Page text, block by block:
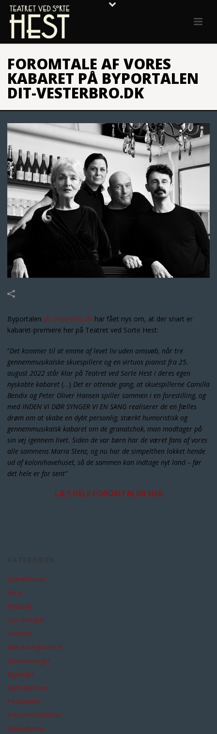
FOROMTALE AF VORES
KABARET PÅ BYPORTALEN
DIT-VESTERBRO.DK
Byportalen dit-vesterbro.dk har fået nys om, at der snart er
kabaret-premiere her på Teatret ved Sorte Hest:
“Det kommer til at emme af levet liv uden omsvøb, når tre
gennemmusikalske skuespillere og en virtuos pianist fra 25.
august 2022 står klar på Teatret ved Sorte Hest i deres egen
nyskabte kabaret (…) Det er ottende gang, at skuespillerne Camilla
Bendix og Peter Oliver Hansen spiller sammen i en forestilling, og
med INDEN VI DØR SYNGER VI EN SANG realiserer de en fælles
drøm om at skabe en dybt personlig, stærkt humoristisk og
gennemmusikalsk kabaret om de granatchok, man modtager på
sin vej igennem livet. Siden de var børn har de været fans af vores
alle sammens Maria Stenz, og nu har de simpelthen lokket hende
ud af kolonihavehuset, så de sammen kan indtage nyt land – før
det hele er for sent”
LÆS HELE FOROMTALEN HER
Anmeldelser
Ferie
Festival
For-omtaler
Historie
Ikke kategoriseret
Nomineringer
Nyheder
Nyhedsbreve
Personalet
Pressemeddelser
Selskaberne